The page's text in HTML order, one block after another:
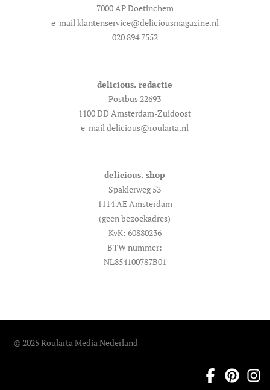
7000 AP Doetinchem
e-mail klantenservice@deliciousmagazine.nl
020 894 7552
delicious. redactie
Postbus 22693
1100 DD Amsterdam-Zuidoost
e-mail delicious@roularta.nl
delicious. shop
Spaklerweg 53
1114 AE Amsterdam
(geen bezoekadres)
KvK: 60880236
BTW nummer:
NL854100787B01
© 2025 Roularta Media Nederland